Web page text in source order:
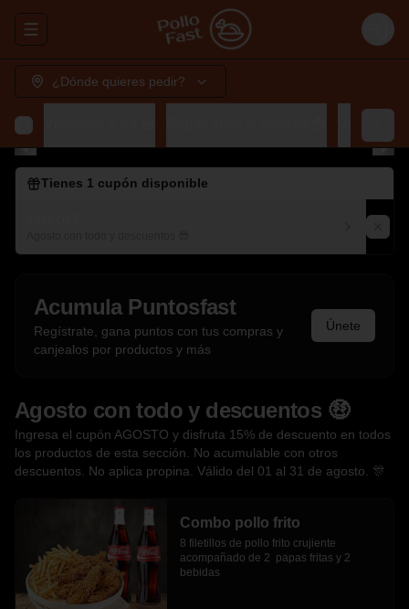
Abrir menu de navegación Login
¿Dónde quieres pedir?
🍔
Tienes 1 cupón disponible
Acumula Puntosfast
Regístrate, gana puntos con tus compras y
canjealos por productos y más
Únete
Agosto con todo y descuentos 🤑
Ingresa el cupón AGOSTO y disfruta 15% de descuento en todos
los productos de esta sección. No acumulable con otros
descuentos. No aplica propina. Válido del 01 al 31 de agosto. 🎊
Combo pollo frito
8 filetillos de pollo frito crujiente
acompañado de 2  papas fritas y 2
bebidas